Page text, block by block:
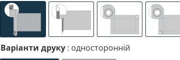
Варіанти друку : односторонній